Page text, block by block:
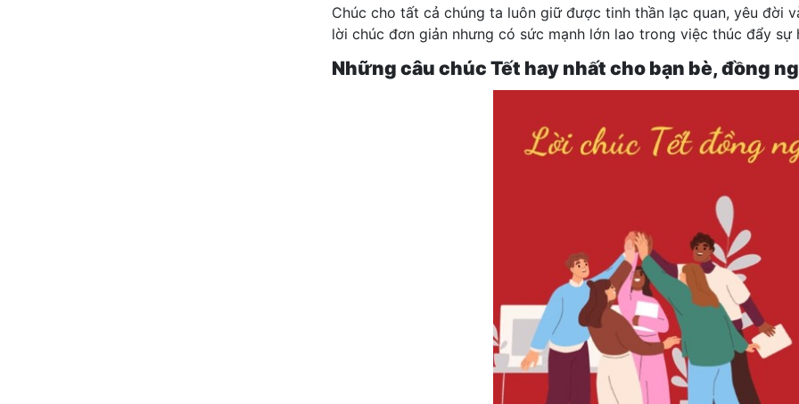
Chúc cho tất cả chúng ta luôn giữ được tinh thần lạc quan, yêu đời
lời chúc đơn giản nhưng có sức mạnh lớn lao trong việc thúc đẩy
Những câu chúc Tết hay nhất cho bạn bè, đồng